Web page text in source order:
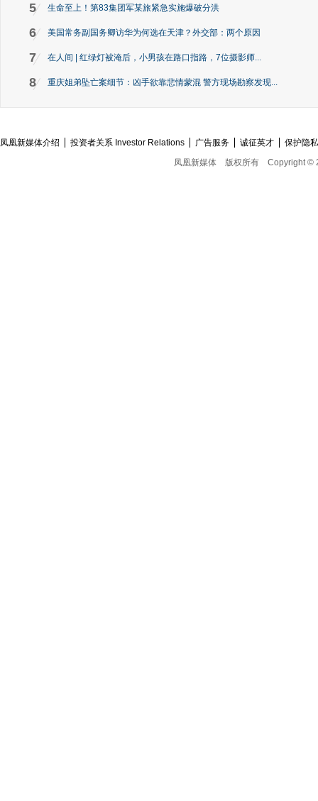
5 生命至上！第83集团军某旅紧急实施爆破分洪
6 美国常务副国务卿访华为何选在天津？外交部：两个原因
7 在人间 | 红绿灯被淹后，小男孩在路口指路，7位摄影师...
8 重庆姐弟坠亡案细节：凶手欲靠悲情蒙混 警方现场勘察发现...
凤凰新媒体介绍 投资者关系 Investor Relations 广告服务 诚征英才
保护隐
凤凰新媒体
版权所有 Copyright ©